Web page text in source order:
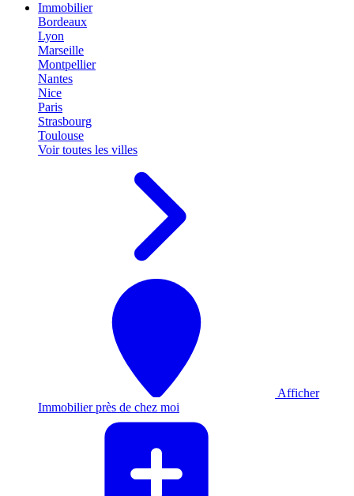
Immobilier
Bordeaux
Lyon
Marseille
Montpellier
Nantes
Nice
Paris
Strasbourg
Toulouse
Voir toutes les villes
Afficher
Immobilier près de chez moi